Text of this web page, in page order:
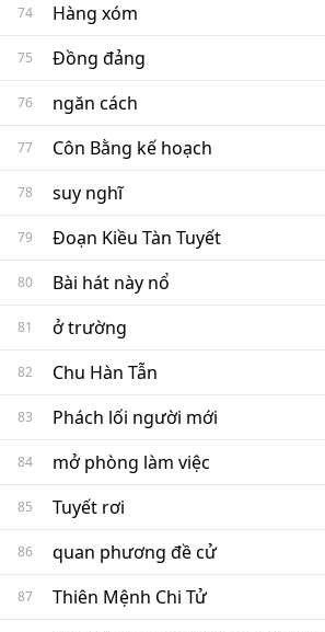
74 Hàng xóm
75 Đồng đảng
76 ngăn cách
77 Côn Bằng kế hoạch
78 suy nghĩ
79 Đoạn Kiều Tàn Tuyết
80 Bài hát này nổ
81 ở trường
82 Chu Hàn Tẫn
83 Phách lối người mới
84 mở phòng làm việc
85 Tuyết rơi
86 quan phương đề cử
87 Thiên Mệnh Chi Tử